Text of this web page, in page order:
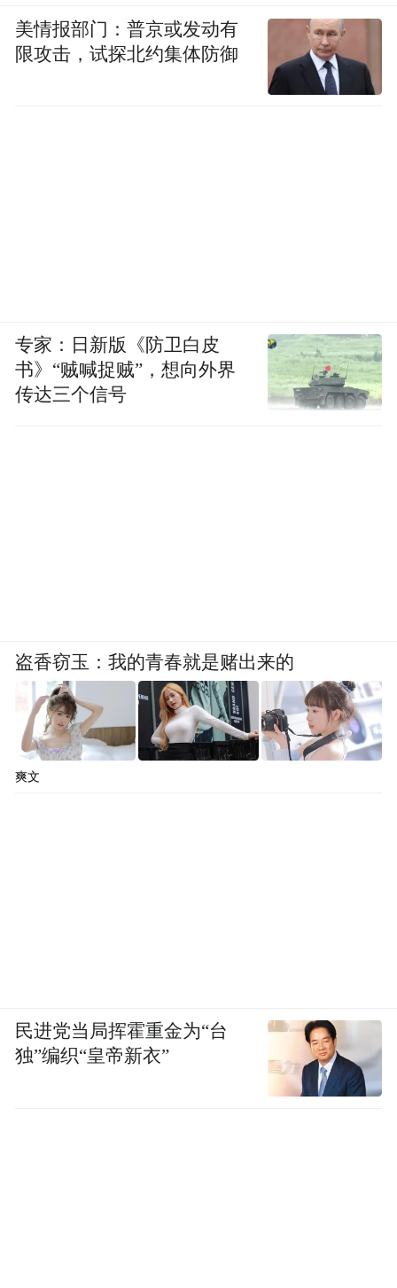
美情报部门：普京或发动有
限攻击，试探北约集体防御
专家：日新版《防卫白皮
书》“贼喊捉贼”，想向外界
传达三个信号
盗香窃玉：我的青春就是赌出来的
爽文
民进党当局挥霍重金为“台
独”编织“皇帝新衣”